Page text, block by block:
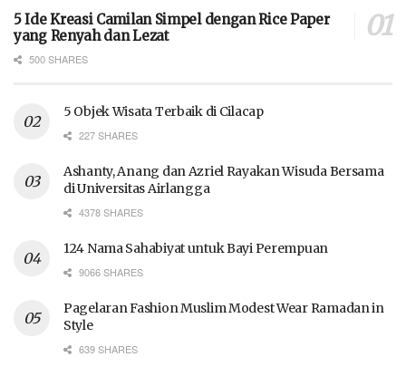
5 Ide Kreasi Camilan Simpel dengan Rice Paper
yang Renyah dan Lezat
500 SHARES
5 Objek Wisata Terbaik di Cilacap
227 SHARES
Ashanty, Anang dan Azriel Rayakan Wisuda Bersama
di Universitas Airlangga
4378 SHARES
124 Nama Sahabiyat untuk Bayi Perempuan
9066 SHARES
Pagelaran Fashion Muslim Modest Wear Ramadan in
Style
639 SHARES